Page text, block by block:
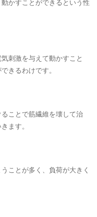
かすことができるという性
刺激を与えて動かすこと
きるわけです。
ことで筋繊維を壊して治
ます。
ことが多く、負荷が大きく